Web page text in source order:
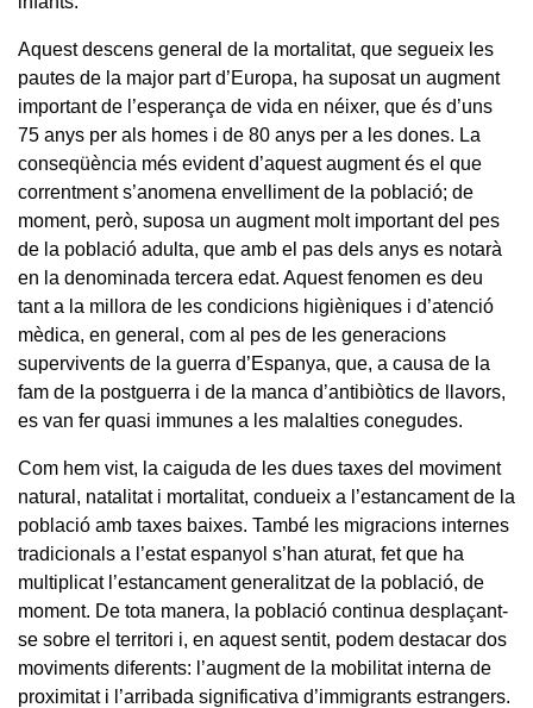
Aquest descens general de la mortalitat, que segueix les
pautes de la major part d’Europa, ha suposat un augment
important de l’esperança de vida en néixer, que és d’uns
75 anys per als homes i de 80 anys per a les dones. La
conseqüència més evident d’aquest augment és el que
correntment s’anomena envelliment de la població; de
moment, però, suposa un augment molt important del pes
de la població adulta, que amb el pas dels anys es notarà
en la denominada tercera edat. Aquest fenomen es deu
tant a la millora de les condicions higièniques i d’atenció
mèdica, en general, com al pes de les generacions
supervivents de la guerra d’Espanya, que, a causa de la
fam de la postguerra i de la manca d’antibiòtics de llavors,
es van fer quasi immunes a les malalties conegudes.
Com hem vist, la caiguda de les dues taxes del moviment
natural, natalitat i mortalitat, condueix a l’estancament de la
població amb taxes baixes. També les migracions internes
tradicionals a l’estat espanyol s’han aturat, fet que ha
multiplicat l’estancament generalitzat de la població, de
moment. De tota manera, la població continua desplaçant-
se sobre el territori i, en aquest sentit, podem destacar dos
moviments diferents: l’augment de la mobilitat interna de
proximitat i l’arribada significativa d’immigrants estrangers.